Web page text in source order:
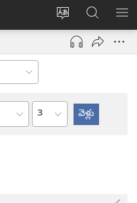
సైట్
భాష
మార్చండి
లాగిన్
(కొత్త
ఓపెన్‌
JW.ORGలో
వెదకండి
అధ్యాయం